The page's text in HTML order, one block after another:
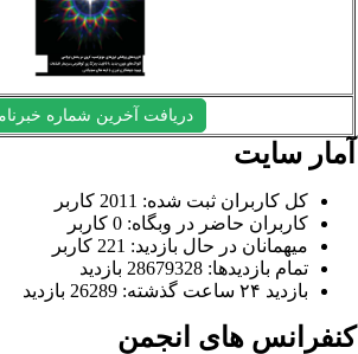
دریافت آخرین شماره خبرنامه
سایت
کل کاربران ثبت شده: 2011 کاربر
کاربران حاضر در وبگاه: 0 کاربر
میهمانان در حال بازدید: 221 کاربر
تمام بازدید‌ها: 28679328 بازدید
بازدید ۲۴ ساعت گذشته: 26289 بازدید
های انجمن